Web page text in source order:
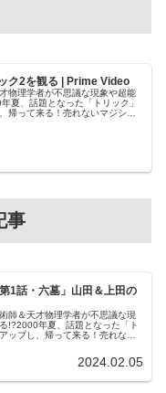
ク2を観る | Prime Video
物理学者が不思議な現象や超能
夏、話題となった「トリック」
帰って来る！売れないマジシャ
事
1話・六墓」山田＆上田の
師＆天才物理学者が不思議な現
!?2000年夏、話題となった「ト
ップし、帰って来る！売れない
2024.02.05